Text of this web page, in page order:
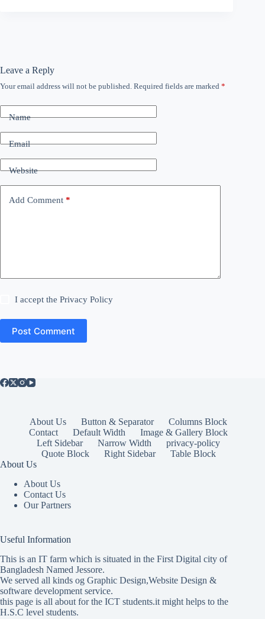
Leave a Reply
Your email address will not be published. Required fields are marked *
Name
Email
Website
Add Comment *
I accept thePrivacy Policy
Post Comment
About Us Button & Separator
Columns Block
Contact
Default Width
Image & Gallery Block
Left Sidebar
Narrow Width
privacy-policy
Quote Block
Right Sidebar
Table Block
About Us
About Us
Contact Us
Our Partners
Useful Information
This is an IT farm which is situated in the First Digital city of
Bangladesh Named Jessore.
We served all kinds og Graphic Design,Website Design &
software development service.
this page is all about for the ICT students.it might helps to the
H.S.C level students.